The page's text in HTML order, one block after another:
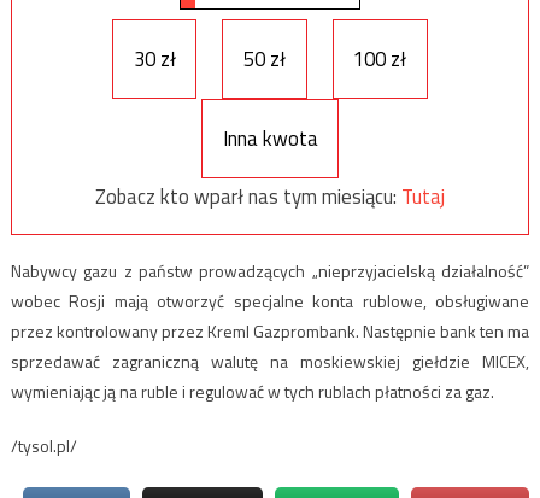
30 zł 50 zł 100 zł
Inna kwota
Zobacz kto wparł nas tym miesiącu: Tutaj
Nabywcy gazu z państw prowadzących „nieprzyjacielską działalność”
wobec Rosji mają otworzyć specjalne konta rublowe, obsługiwane
przez kontrolowany przez Kreml Gazprombank. Następnie bank ten ma
sprzedawać zagraniczną walutę na moskiewskiej giełdzie MICEX,
wymieniając ją na ruble i regulować w tych rublach płatności za gaz.
/tysol.pl/